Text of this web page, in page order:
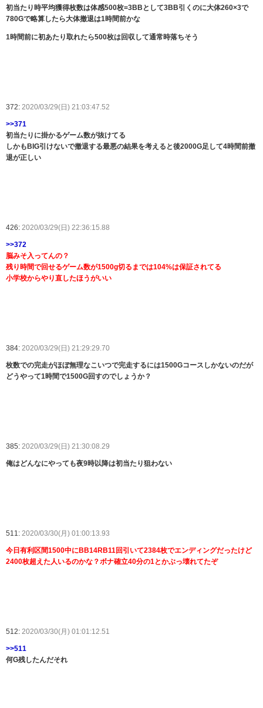
初当たり時平均獲得枚数は体感500枚=3BBとして3BB引くのに大体260×3で
780Gで略算したら大体撤退は1時間前かな
1時間前に初あたり取れたら500枚は回収して通常時落ちそう
372: 2020/03/29(日) 21:03:47.52
>>371
初当たりに掛かるゲーム数が抜けてる
しかもBIG引けないで撤退する最悪の結果を考えると後2000G足して4時間前撤
退が正しい
426: 2020/03/29(日) 22:36:15.88
>>372
脳みそ入ってんの？
残り時間で回せるゲーム数が1500g切るまでは104%は保証されてる
小学校からやり直したほうがいい
384: 2020/03/29(日) 21:29:29.70
枚数での完走がほぼ無理なこいつで完走するには1500Gコースしかないのだが
どうやって1時間で1500G回すのでしょうか？
385: 2020/03/29(日) 21:30:08.29
俺はどんなにやっても夜9時以降は初当たり狙わない
511: 2020/03/30(月) 01:00:13.93
今日有利区間1500中にBB14RB11回引いて2384枚でエンディングだったけど
2400枚超えた人いるのかな？ボナ確立40分の1とかぶっ壊れてたぞ
512: 2020/03/30(月) 01:01:12.51
>>511
何G残したんだそれ